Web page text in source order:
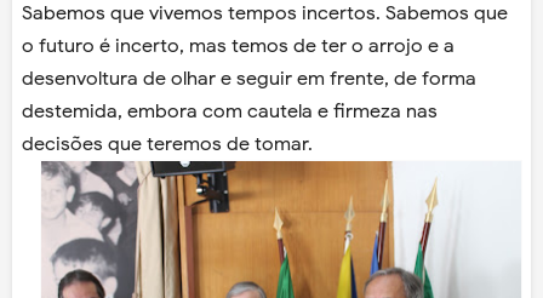
Sabemos que vivemos tempos incertos. Sabemos que
o futuro é incerto, mas temos de ter o arrojo e a
desenvoltura de olhar e seguir em frente, de forma
destemida, embora com cautela e firmeza nas
decisões que teremos de tomar.